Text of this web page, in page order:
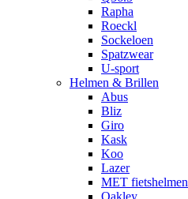
Rapha
Roeckl
Sockeloen
Spatzwear
U-sport
Helmen & Brillen
Abus
Bliz
Giro
Kask
Koo
Lazer
MET fietshelmen
Oakley